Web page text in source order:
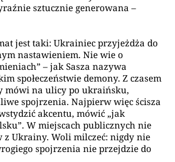
sztucznie generowana –
jest taki: Ukrainiec przyjeżdża do
nastawieniem. Nie wie o
– jak Sasza nazywa
społeczeństwie demony. Z czasem
mówi na ulicy po ukraińsku,
spojrzenia. Najpierw więc ścisza
akcentu, mówić „jak
W miejscach publicznych nie
z Ukrainy. Woli milczeć: nigdy nie
spojrzenia nie przejdzie do